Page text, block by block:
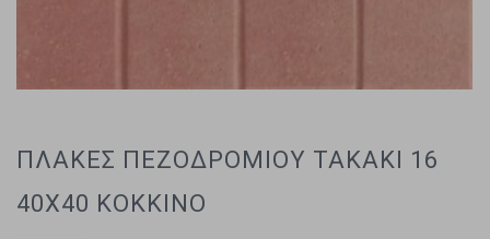
ΠΛΑΚΕΣ ΠΕΖΟΔΡΟΜΙΟΥ ΤΑΚΑΚΙ 16
40Χ40 ΚΟΚΚΙΝΟ